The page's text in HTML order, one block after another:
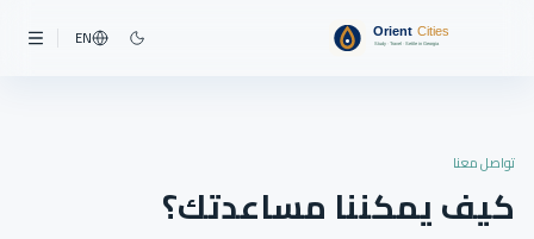
EN
تواصل معنا
كيف يمكننا مساعدتك؟